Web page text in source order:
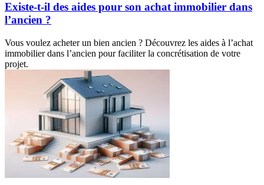
Existe-t-il des aides pour son achat immobilier dans
l’ancien ?
Vous voulez acheter un bien ancien ? Découvrez les aides à l’achat
immobilier dans l’ancien pour faciliter la concrétisation de votre
projet.